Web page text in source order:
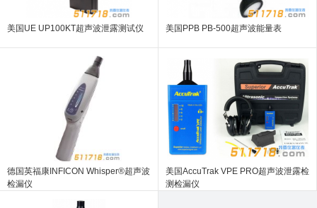
美国UE UP100KT超声波泄露测试仪 美国PPB PB-500超声波能量表
德国英福康INFICON Whisper®超声波
检漏仪
美国AccuTrak VPE PRO超声波泄露检
测检漏仪